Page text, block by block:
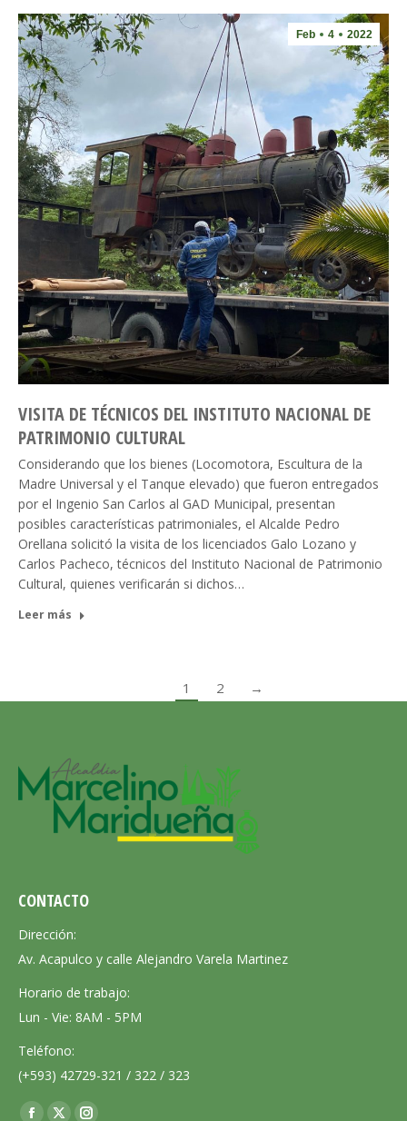
Feb 4 2022
VISITA DE TÉCNICOS DEL INSTITUTO NACIONAL DE
PATRIMONIO CULTURAL
Considerando que los bienes (Locomotora, Escultura de la
Madre Universal y el Tanque elevado) que fueron entregados
por el Ingenio San Carlos al GAD Municipal, presentan
posibles características patrimoniales, el Alcalde Pedro
Orellana solicitó la visita de los licenciados Galo Lozano y
Carlos Pacheco, técnicos del Instituto Nacional de Patrimonio
Cultural, quienes verificarán si dichos…
Leer más
1 2 →
CONTACTO
Dirección:
Av. Acapulco y calle Alejandro Varela Martinez
Horario de trabajo:
Lun - Vie: 8AM - 5PM
Teléfono:
(+593) 42729-321 / 322 / 323
Encuéntranos en: